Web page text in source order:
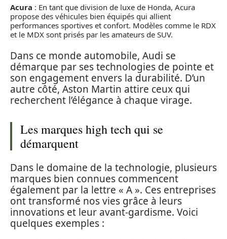
Acura : En tant que division de luxe de Honda, Acura
propose des véhicules bien équipés qui allient
performances sportives et confort. Modèles comme le RDX
et le MDX sont prisés par les amateurs de SUV.
Dans ce monde automobile, Audi se
démarque par ses technologies de pointe et
son engagement envers la durabilité. D’un
autre côté, Aston Martin attire ceux qui
recherchent l’élégance à chaque virage.
Les marques high tech qui se
démarquent
Dans le domaine de la technologie, plusieurs
marques bien connues commencent
également par la lettre « A ». Ces entreprises
ont transformé nos vies grâce à leurs
innovations et leur avant-gardisme. Voici
quelques exemples :